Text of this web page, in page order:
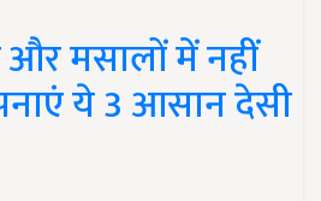
मसालों में नहीं
ये 3 आसान देसी